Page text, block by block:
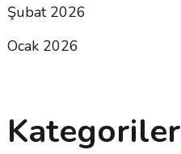
Şubat 2026
Ocak 2026
Kategoriler